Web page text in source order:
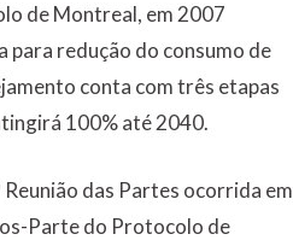
de Montreal, em 2007
para redução do consumo de
conta com três etapas
100% até 2040.
das Partes ocorrida em
Parte do Protocolo de